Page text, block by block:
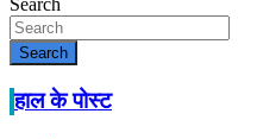
Search
हाल के पोस्ट